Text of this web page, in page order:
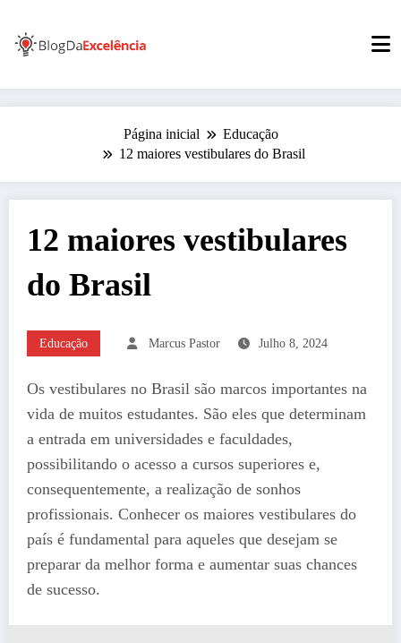
para
conteúdo
Página inicial
Educação
12 maiores vestibulares do Brasil
12 maiores vestibulares
do Brasil
Educação Marcus Pastor Julho 8, 2024
Os vestibulares no Brasil são marcos importantes na
vida de muitos estudantes. São eles que determinam
a entrada em universidades e faculdades,
possibilitando o acesso a cursos superiores e,
consequentemente, a realização de sonhos
profissionais. Conhecer os maiores vestibulares do
país é fundamental para aqueles que desejam se
preparar da melhor forma e aumentar suas chances
de sucesso.